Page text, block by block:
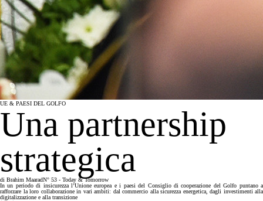
UE & PAESI DEL GOLFO
Una partnership
strategica
di Brahim MaaradN° 53 - Today & Tomorrow
In un periodo di insicurezza l’Unione europea e i paesi del Consiglio di cooperazione del Golfo puntano a
rafforzare la loro collaborazione in vari ambiti: dal commercio alla sicurezza energetica, dagli investimenti alla
digitalizzazione e alla transizione